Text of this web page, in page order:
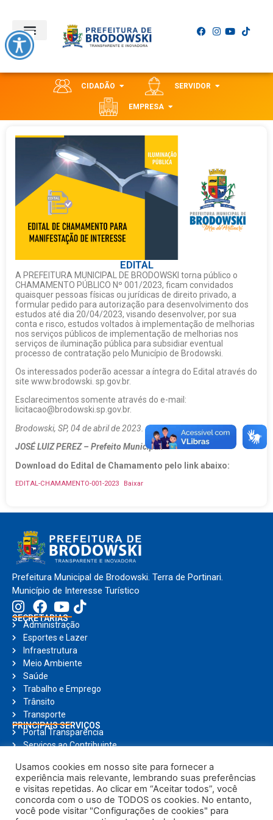
CIDADÃO SERVIDOR
EMPRESA
EDITAL
A PREFEITURA MUNICIPAL DE BRODOWSKI torna público o
CHAMAMENTO PÚBLICO Nº 001/2023, ficam convidados
quaisquer pessoas físicas ou jurídicas de direito privado, a
formular pedido para autorização para desenvolvimento dos
estudos até dia 20/04/2023, visando desenvolver, por sua
conta e risco, estudos voltados à implementação de melhorias
nos serviços públicos de implementação de melhorias nos
serviços de iluminação pública para subsidiar eventual
processo de contratação pelo Município de Brodowski.
Os interessados poderão acessar a íntegra do Edital através do
site www.brodowski. sp.gov.br.
Esclarecimentos somente através do e-mail:
licitacao@brodowski.sp.gov.br.
Brodowski, SP, 04 de abril de 2023.
JOSÉ LUIZ PEREZ – Prefeito Municipal.
Download do Edital de Chamamento pelo link abaixo:
EDITAL-CHAMAMENTO-001-2023 Baixar
Prefeitura Municipal de Brodowski. Terra de Portinari.
Município de Interesse Turístico
SECRETARIAS
Administração
Esportes e Lazer
Infraestrutura
Meio Ambiente
Saúde
Trabalho e Emprego
Trânsito
Transporte
PRINCIPAIS SERVIÇOS
Portal Transparência
Serviços ao Contribuinte
Ouvidoria
Holerite Online
Compras Online
Notícias
Usamos cookies em nosso site para fornecer a
experiência mais relevante, lembrando suas preferências
e visitas repetidas. Ao clicar em “Aceitar todos”, você
concorda com o uso de TODOS os cookies. No entanto,
você pode visitar "Configurações de cookies" para